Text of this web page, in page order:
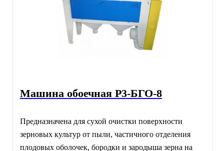
Машина обоечная Р3-БГО-8
Предназначена для сухой очистки поверхности
зерновых культур от пыли, частичного отделения
плодовых оболочек, бородки и зародыша зерна на